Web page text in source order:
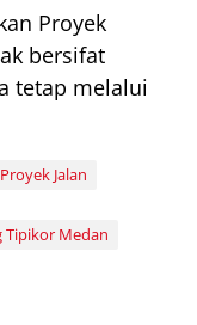
Proyek
bersifat
tetap melalui
Jalan
Tipikor Medan